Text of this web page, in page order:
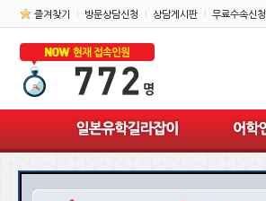
즐겨찾기 방문상담신청 상담게시판 무료수속신청